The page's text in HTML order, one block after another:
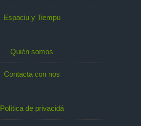
Espaciu y Tiempu
Quién somos
Contacta con nos
Política de privacidá